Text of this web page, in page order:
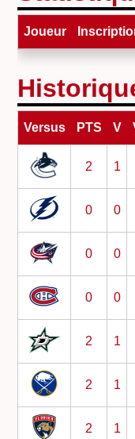
Joueur
Versus PTS V
2 1
0 0
0 0
0 0
2 1
2 1
2 1